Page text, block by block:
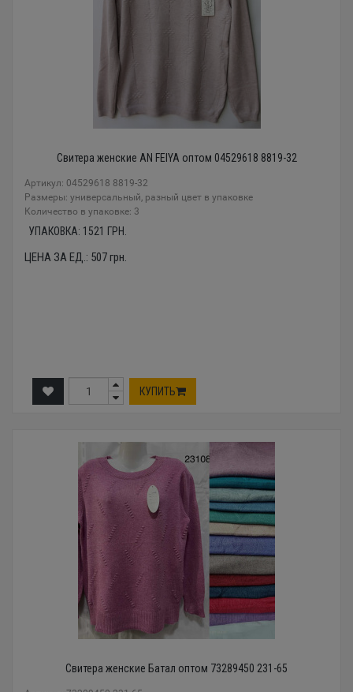
Свитера женские AN FEIYA оптом 04529618 8819-32
Артикул: 04529618 8819-32
Размеры: универсальный, разный цвет в упаковке
Количество в упаковке: 3
УПАКОВКА: 1521 ГРН.
ЦЕНА ЗА ЕД.: 507грн.
КУПИТЬ
Свитера женские Батал оптом 73289450 231-65